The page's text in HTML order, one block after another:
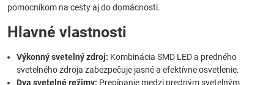
pomocníkom na cesty aj do domácnosti.
Hlavné vlastnosti
Výkonný svetelný zdroj: Kombinácia SMD LED a predného
svetelného zdroja zabezpečuje jasné a efektívne osvetlenie.
Dva svetelné režimy: Prepínanie medzi predným svetelným